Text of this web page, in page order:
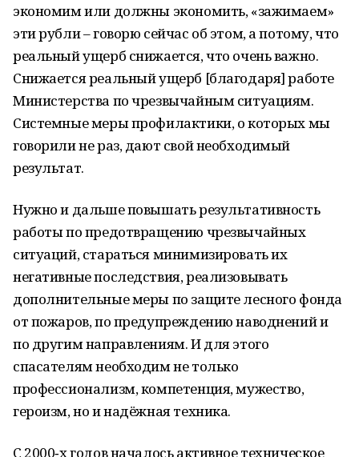
экономим или должны экономить, «зажимаем»
эти рубли – говорю сейчас об этом, а потому, что
реальный ущерб снижается, что очень важно.
Снижается реальный ущерб [благодаря] работе
Министерства по чрезвычайным ситуациям.
Системные меры профилактики, о которых мы
говорили не раз, дают свой необходимый
результат.
Нужно и дальше повышать результативность
работы по предотвращению чрезвычайных
ситуаций, стараться минимизировать их
негативные последствия, реализовывать
дополнительные меры по защите лесного фонда
от пожаров, по предупреждению наводнений и
по другим направлениям. И для этого
спасателям необходим не только
профессионализм, компетенция, мужество,
героизм, но и надёжная техника.
С 2000‑х годов началось активное техническое